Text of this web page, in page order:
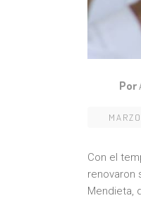
Por
Con el
renovaron
Mendieta,